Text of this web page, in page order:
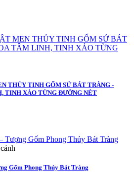
THỦY TINH GỐM SỨ BÁT TRÀNG -
TINH XẢO TỪNG ĐƯỜNG NÉT
Gốm Phong Thủy Bát Tràng